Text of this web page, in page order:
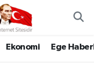
Ekonomi Ege